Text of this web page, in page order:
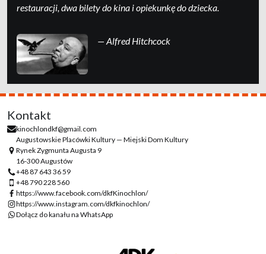
restauracji, dwa bilety do kina i opiekunkę do dziecka.
— Alfred Hitchcock
Kontakt
kinochlondkf@gmail.com
Augustowskie Placówki Kultury — Miejski Dom Kultury
Rynek Zygmunta Augusta 9
16-300 Augustów
+48 87 643 36 59
+48 790 228 560
https://www.facebook.com/dkfKinochlon/
https://www.instagram.com/dkfkinochlon/
Dołącz do kanału na WhatsApp